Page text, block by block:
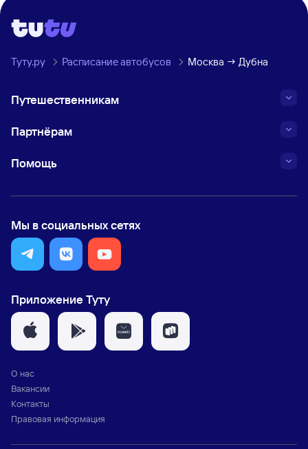
Туту.ру Расписание автобусов Москва → Дубна
Путешественникам
Партнёрам
Помощь
Мы в социальных сетях
Приложение Туту
О нас
Вакансии
Контакты
Правовая информация